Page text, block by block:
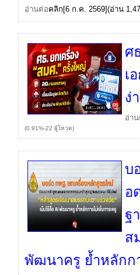
อ่านต่อคลิก[6 ก.ค. 2569](อ่าน
ศ
เ
ง่
อ่า
(0.91%-22 ผู้โหวต)
บ
อ
ฐ
ส
พัฒนาครู ย้ำหลักก